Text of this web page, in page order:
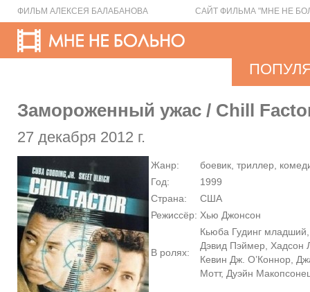
ФИЛЬМ АЛЕКСЕЯ БАЛАБАНОВА САЙТ ФИЛЬМА "МНЕ НЕ
Замороженный ужас / Chill
27 декабря 2012 г.
Жанр:
боевик, триллер,
Год:
1999
Страна:
США
Режиссёр: Хью Джонсон
В ролях:
Кьюба Гудинг
Дэвид Пэймер, Хадсон
Кевин Дж. О’Коннор,
Мотт, Дуэйн